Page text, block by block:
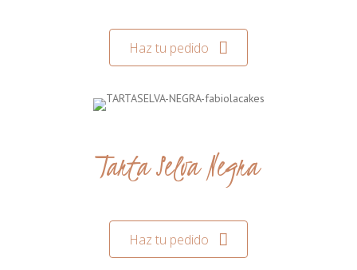
Haz tu pedido
Tarta Selva Negra
Haz tu pedido